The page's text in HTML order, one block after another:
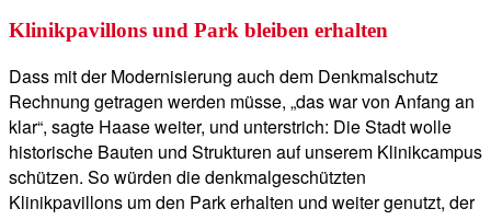
Klinikpavillons und Park bleiben erhalten
Dass mit der Modernisierung auch dem Denkmalschutz
Rechnung getragen werden müsse, „das war von Anfang an
klar“, sagte Haase weiter, und unterstrich: Die Stadt wolle
historische Bauten und Strukturen auf unserem Klinikcampus
schützen. So würden die denkmalgeschützten
Klinikpavillons um den Park erhalten und weiter genutzt, der